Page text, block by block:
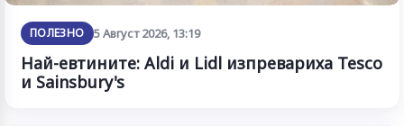
ПОЛЕЗНО 5 Август 2026, 13:19
Най-евтините: Aldi и Lidl изпревариха Tesco
и Sainsbury's